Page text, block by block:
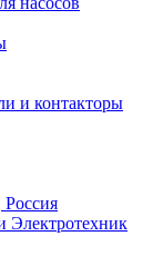
и контакторы
Россия
Электротехник